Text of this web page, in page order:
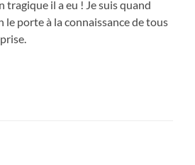
tragique il a eu ! Je suis quand
le porte à la connaissance de tous